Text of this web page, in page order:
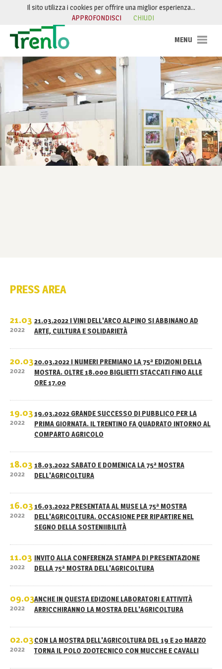
Salta al contenuto
PRESS AREA
21.03
2022
21.03.2022 I VINI DELL'ARCO ALPINO SI ABBINANO AD
ARTE, CULTURA E SOLIDARIETÀ
20.03
2022
20.03.2022 I NUMERI PREMIANO LA 75ª EDIZIONI DELLA
MOSTRA. OLTRE 18.000 BIGLIETTI STACCATI FINO ALLE
ORE 17.00
19.03
2022
19.03.2022 GRANDE SUCCESSO DI PUBBLICO PER LA
PRIMA GIORNATA. IL TRENTINO FA QUADRATO INTORNO AL
COMPARTO AGRICOLO
18.03
2022
18.03.2022 SABATO E DOMENICA LA 75ª MOSTRA
DELL'AGRICOLTURA
16.03
2022
16.03.2022 PRESENTATA AL MUSE LA 75ª MOSTRA
DELL'AGRICOLTURA. OCCASIONE PER RIPARTIRE NEL
SEGNO DELLA SOSTENIIBILITÀ
11.03
2022
INVITO ALLA CONFERENZA STAMPA DI PRESENTAZIONE
DELLA 75ª MOSTRA DELL'AGRICOLTURA
09.03
2022
ANCHE IN QUESTA EDIZIONE LABORATORI E ATTIVITÀ
ARRICCHIRANNO LA MOSTRA DELL'AGRICOLTURA
02.03
2022
CON LA MOSTRA DELL'AGRICOLTURA DEL 19 E 20 MARZO
TORNA IL POLO ZOOTECNICO CON MUCCHE E CAVALLI
Il sito utilizza i cookies per offrire una miglior esperienza…
APPROFONDISCI
CHIUDI